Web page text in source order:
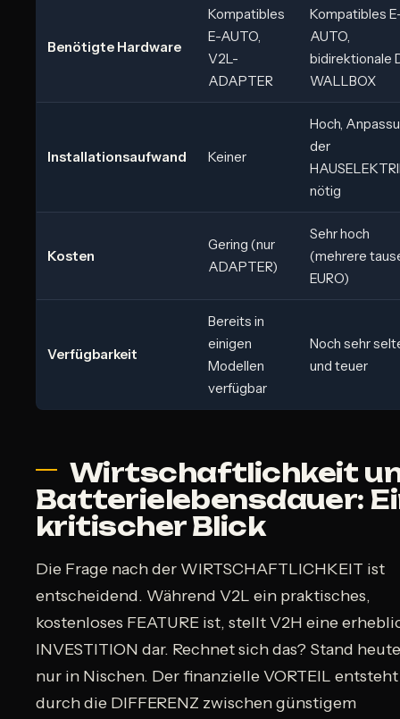
Benötigte Hardware
Kompatibles
E-AUTO,
V2L-
ADAPTER
Kompatibles
AUTO,
bidirektionale
WALLBOX
Installationsaufwand Keiner
Hoch,
der
nötig
Kosten
Gering (nur
ADAPTER)
Sehr hoch
(mehrere
EURO)
Verfügbarkeit
Bereits in
einigen
Modellen
verfügbar
Noch sehr
und teuer
Wirtschaftlichkeit
Batterielebensdauer:
kritischer Blick
Die Frage nach der WIRTSCHAFTLICHKEIT ist
entscheidend. Während V2L ein praktisches,
kostenloses FEATURE ist, stellt V2H eine
INVESTITION dar. Rechnet sich das? Stand
nur in Nischen. Der finanzielle VORTEIL entsteht
durch die DIFFERENZ zwischen günstigem